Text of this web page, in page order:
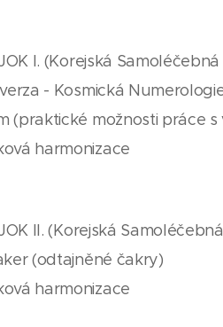
JOK I. (Korejská
- Kosmická
(praktické možnosti práce s
harmonizace
JOK II. (Korejská
(odtajněné čakry)
harmonizace